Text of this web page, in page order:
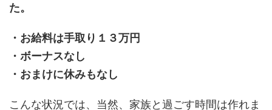
た。
・お給料は手取り１３万円
・ボーナスなし
・おまけに休みもなし
こんな状況では、当然、家族と過ごす時間は作れま